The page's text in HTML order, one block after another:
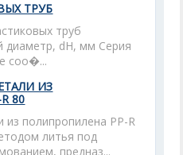
ТРУБ
труб
dH, мм Серия
соо�...
ИЗ
80
полипропилена PP-R
литья под
предназ...